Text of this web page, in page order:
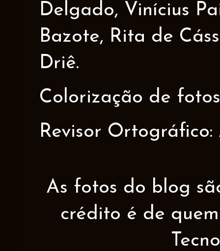
Delgado, Vinícius
Bazote, Rita de
Driê.
Colorização de
Revisor Ortográfico:
As fotos do blog
crédito é de